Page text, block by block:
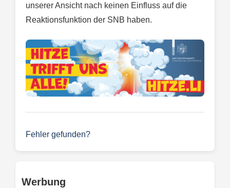
unserer Ansicht nach keinen Einfluss auf die
Reaktionsfunktion der SNB haben.
Fehler gefunden?
Werbung